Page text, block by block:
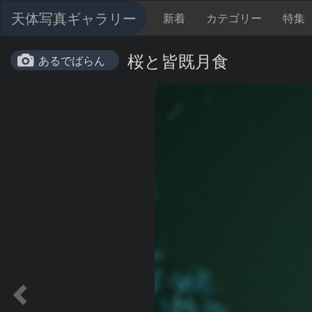
天体写真ギャラリー 新着 カテゴリー 特集
あるでばらん 桜と皆既月食